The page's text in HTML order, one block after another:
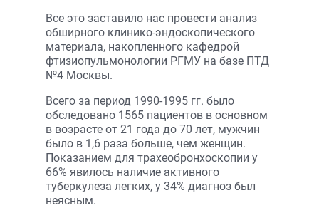
Все это заставило нас провести анализ
обширного клинико-эндоскопического
материала, накопленного кафедрой
фтизиопульмонологии РГМУ на базе ПТД
№4 Москвы.
Всего за период 1990-1995 гг. было
обследовано 1565 пациентов в основном
в возрасте от 21 года до 70 лет, мужчин
было в 1,6 раза больше, чем женщин.
Показанием для трахеобронхоскопии у
66% явилось наличие активного
туберкулеза легких, у 34% диагноз был
неясным.